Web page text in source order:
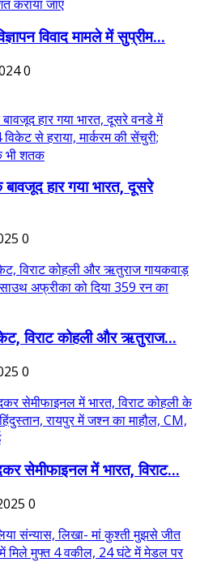
विवाद मामले में सुप्रीम...
0
हार गया भारत, दूसरे
0
विराट कोहली और ऋतुराज...
0
सेमीफाइनल में भारत, विराट...
0